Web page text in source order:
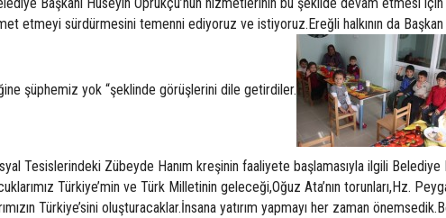
etmeyi sürdürmesini temenni ediyoruz ve istiyoruz.Ereğli halkının da Başkan
şüphemiz yok “şeklinde görüşlerini dile getirdiler.
Tesislerindeki Zübeyde Hanım kreşinin faaliyete başlamasıyla ilgili Belediye
Türkiye’min ve Türk Milletinin geleceği,Oğuz Ata’nın torunları,Hz.
Türkiye’sini oluşturacaklar.İnsana yatırım yapmayı her zaman